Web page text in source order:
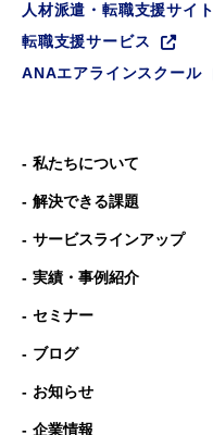
人材派遣・転職支援サイト
転職支援サービス
ANAエアラインスクール
私たちについて
解決できる課題
サービスラインアップ
実績・事例紹介
セミナー
ブログ
お知らせ
企業情報